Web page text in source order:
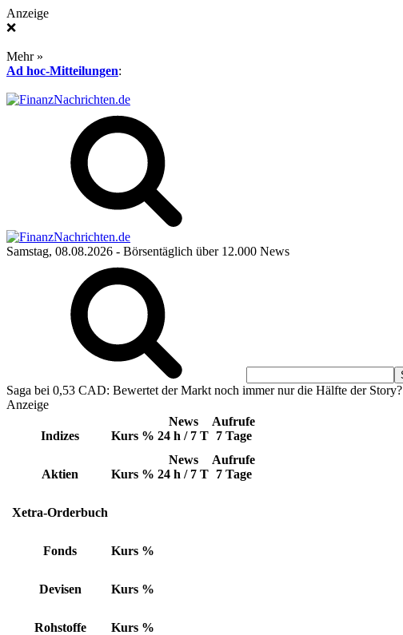
Anzeige
❌
Mehr »
Ad hoc-Mitteilungen:
Samstag, 08.08.2026 - Börsentäglich über 12.000 News
Saga bei 0,53 CAD: Bewertet der Markt noch immer nur die Hälfte der Story?
Anzeige
Indizes Kurs %
News
24 h / 7 T
Aufrufe
7 Tage
Aktien Kurs %
News
24 h / 7 T
Aufrufe
7 Tage
Xetra-Orderbuch
Fonds Kurs %
Devisen Kurs %
Rohstoffe Kurs %